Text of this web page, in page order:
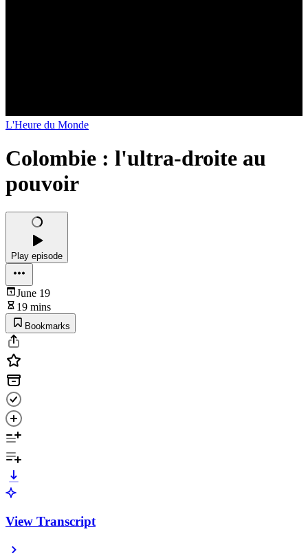
L'Heure du Monde
Colombie : l'ultra-droite au
pouvoir
Play episode
June 19
19 mins
Bookmarks
View Transcript